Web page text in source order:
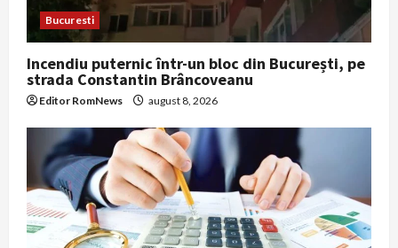
Bucuresti
Incendiu puternic într-un bloc din București, pe
strada Constantin Brâncoveanu
Editor RomNews august 8, 2026